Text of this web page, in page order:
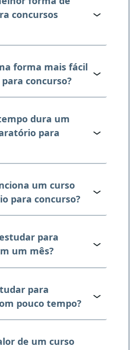
concursos
forma mais fácil
concurso?
dura um
para
um curso
para concurso?
para
um mês?
para
pouco tempo?
de um curso